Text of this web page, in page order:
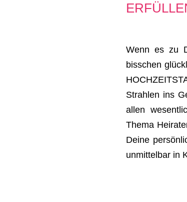
Wenn es zu
bisschen
Strahlen ins
allen
Thema
Deine
unmittelbar in